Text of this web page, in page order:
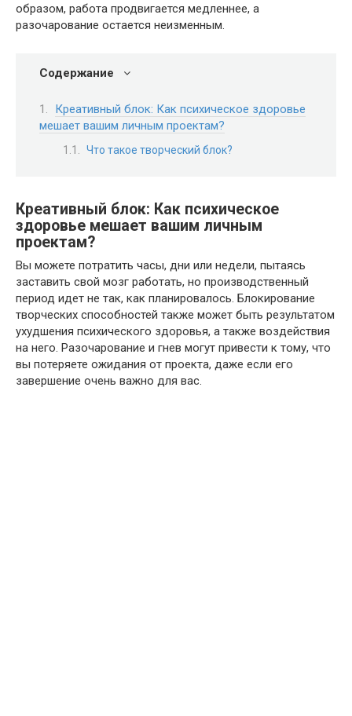
образом, работа продвигается медленнее, а
разочарование остается неизменным.
Содержание
Креативный блок: Как психическое здоровье
мешает вашим личным проектам?
Что такое творческий блок?
Креативный блок: Как психическое
здоровье мешает вашим личным
проектам?
Вы можете потратить часы, дни или недели, пытаясь
заставить свой мозг работать, но производственный
период идет не так, как планировалось. Блокирование
творческих способностей также может быть результатом
ухудшения психического здоровья, а также воздействия
на него. Разочарование и гнев могут привести к тому, что
вы потеряете ожидания от проекта, даже если его
завершение очень важно для вас.